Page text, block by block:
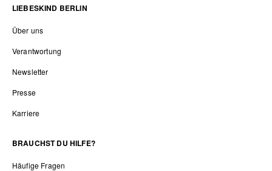
LIEBESKIND BERLIN
Über uns
Verantwortung
Newsletter
Presse
Karriere
BRAUCHST DU HILFE?
Häufige Fragen